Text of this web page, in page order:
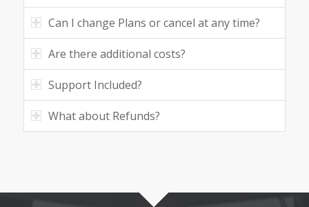
Can I change Plans or cancel at any time?
Are there additional costs?
Support Included?
What about Refunds?